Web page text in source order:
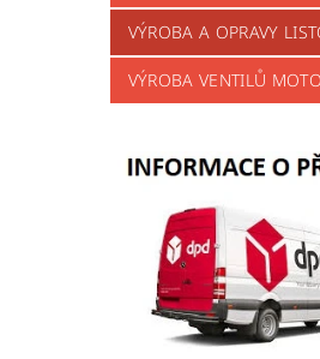
VÝROBA A OPRAVY
VÝROBA VENTILŮ